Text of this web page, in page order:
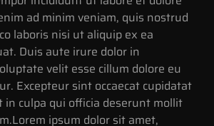
ad minim veniam, quis nostrud
laboris nisi ut aliquip ex ea
Duis aute irure dolor in
velit esse cillum dolore eu
Excepteur sint occaecat cupidatat
in culpa qui officia deserunt mollit
ipsum dolor sit amet,